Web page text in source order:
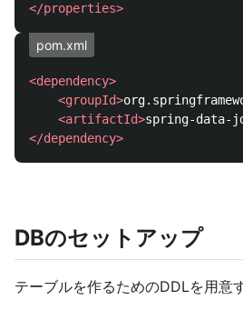
</properties>
pom.xml
<dependency>
<groupId>
<artifactId>spring-data-
</dependency>
DBのセットアップ
テーブルを作るためのDDLを用意す